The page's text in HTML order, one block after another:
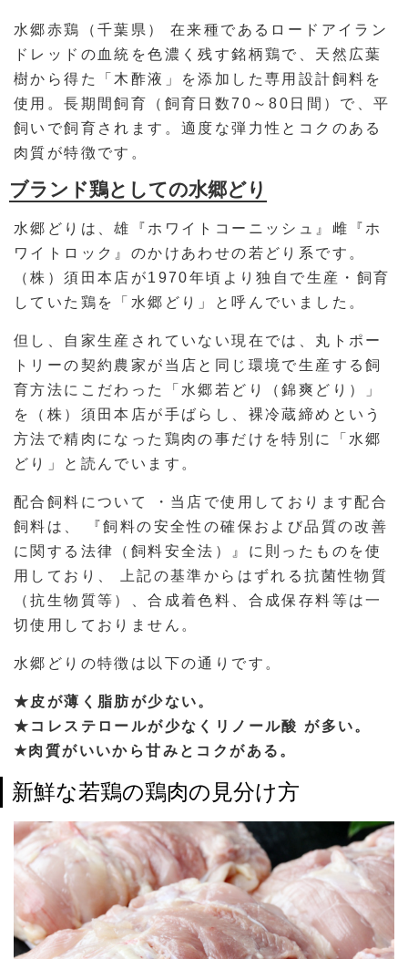
水郷赤鶏（千葉県） 在来種であるロードアイラン
ドレッドの血統を色濃く残す銘柄鶏で、天然広葉
樹から得た「木酢液」を添加した専用設計飼料を
使用。長期間飼育（飼育日数70～80日間）で、平
飼いで飼育されます。適度な弾力性とコクのある
肉質が特徴です。
ブランド鶏としての水郷どり
水郷どりは、雄『ホワイトコーニッシュ』雌『ホ
ワイトロック』のかけあわせの若どり系です。
（株）須田本店が1970年頃より独自で生産・飼育
していた鶏を「水郷どり」と呼んでいました。
但し、自家生産されていない現在では、丸トポー
トリーの契約農家が当店と同じ環境で生産する飼
育方法にこだわった「水郷若どり（錦爽どり）」
を（株）須田本店が手ばらし、裸冷蔵締めという
方法で精肉になった鶏肉の事だけを特別に「水郷
どり」と読んでいます。
配合飼料について ・当店で使用しております配合
飼料は、 『飼料の安全性の確保および品質の改善
に関する法律（飼料安全法）』に則ったものを使
用しており、 上記の基準からはずれる抗菌性物質
（抗生物質等）、合成着色料、合成保存料等は一
切使用しておりません。
水郷どりの特徴は以下の通りです。
★皮が薄く脂肪が少ない。
★コレステロールが少なくリノール酸 が多い。
★肉質がいいから甘みとコクがある。
新鮮な若鶏の鶏肉の見分け方